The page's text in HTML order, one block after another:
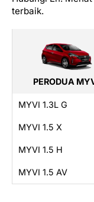
terbaik.
PERODUA
MYVI 1.3L G
MYVI 1.5 X
MYVI 1.5 H
MYVI 1.5 AV